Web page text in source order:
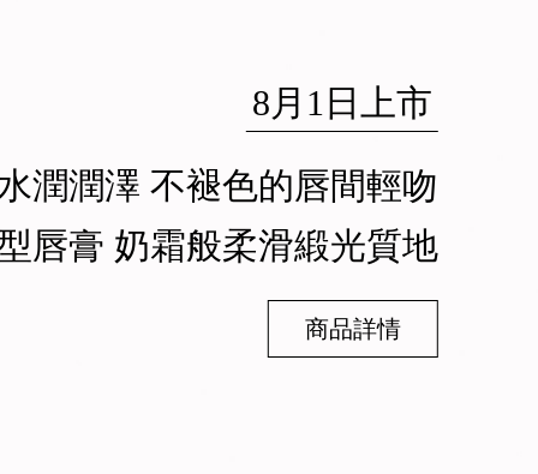
8月1日上市
潤潤澤 不褪色的唇間輕吻
唇膏 奶霜般柔滑緞光質地
商品詳情